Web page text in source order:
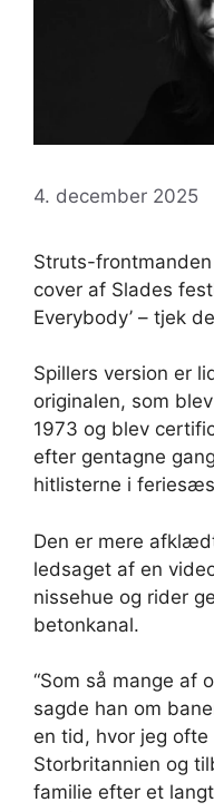
4. december 2025
Struts-
cover af Slades
Everybody’ – tjek
Spillers version er
originalen, som
1973 og blev
efter gentagne
hitlisterne i
Den er mere
ledsaget af en
nissehue og rider
betonkanal.
“Som så mange af
sagde han om
en tid, hvor jeg
Storbritannien og
familie efter et